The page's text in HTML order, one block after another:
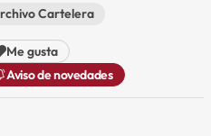
Cartelera
Me gusta
Aviso de novedades